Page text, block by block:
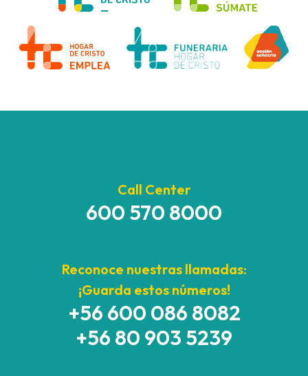
Call Center
600 570 8000
Reconoce nuestras llamadas:
¡Guarda estos números!
+56 600 086 8082
+56 80 903 5239